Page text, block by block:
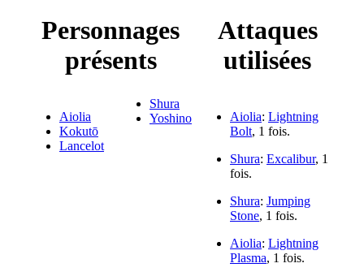
Personnages
présents
Attaques
utilisées
Aiolia
Kokutō
Lancelot
Shura
Yoshino
Aiolia: Lightning
Bolt, 1 fois.
Shura: Excalibur, 1
fois.
Shura: Jumping
Stone, 1 fois.
Aiolia: Lightning
Plasma, 1 fois.